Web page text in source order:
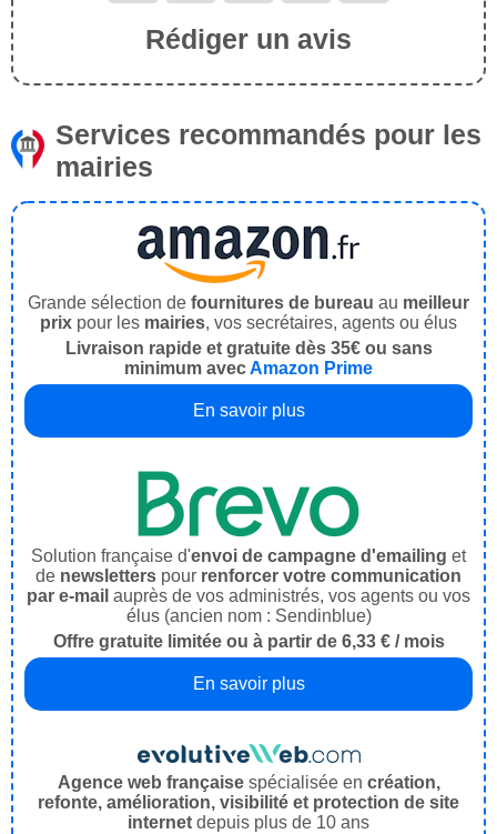
Rédiger un avis
Services recommandés pour les
mairies
Grande sélection de fournitures de bureau au meilleur
prix pour les mairies, vos secrétaires, agents ou élus
Livraison rapide et gratuite dès 35€ ou sans
minimum avecAmazon Prime
En savoir plus
Solution française d'envoi de campagne d'emailing et
de newsletters pour renforcer votre communication
par e-mail auprès de vos administrés, vos agents ou vos
élus (ancien nom : Sendinblue)
Offre gratuite limitée ou à partir de 6,33 € / mois
En savoir plus
Agence web françaisespécialisée en création,
refonte, amélioration, visibilité et protection de site
internet depuis plus de 10 ans